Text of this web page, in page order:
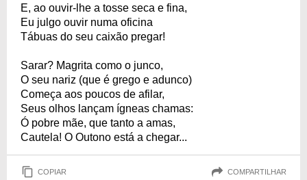
E, ao ouvir-lhe a tosse seca e fina,
Eu julgo ouvir numa oficina
Tábuas do seu caixão pregar!
Sarar? Magrita como o junco,
O seu nariz (que é grego e adunco)
Começa aos poucos de afilar,
Seus olhos lançam ígneas chamas:
Ó pobre mãe, que tanto a amas,
Cautela! O Outono está a chegar...
COPIAR COMPARTILHAR